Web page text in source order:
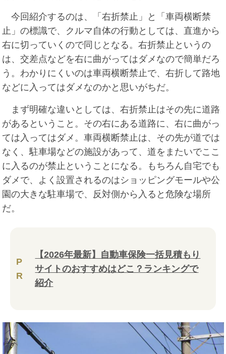
今回紹介するのは、「右折禁止」と「車両横断禁
止」の標識で、クルマ自体の行動としては、直進から
右に切っていくので同じとなる。右折禁止というの
は、交差点などを右に曲がってはダメなので簡単だろ
う。わかりにくいのは車両横断禁止で、右折して路地
などに入ってはダメなのかと思いがちだ。
まず明確な違いとしては、右折禁止はその先に道路
があるということ。その右にある道路に、右に曲がっ
ては入ってはダメ。車両横断禁止は、その先が道では
なく、駐車場などの施設があって、道をまたいでここ
に入るのが禁止ということになる。もちろん自宅でも
ダメで、よく設置されるのはショッピングモールや公
園の大きな駐車場で、反対側から入ると危険な場所
だ。
P
R
【2026年最新】自動車保険一括見積もり
サイトのおすすめはどこ？ランキングで
紹介